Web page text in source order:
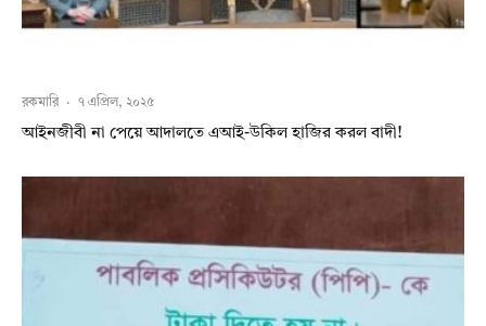
রকমারি · ৭ এপ্রিল, ২০২৫
আইনজীবী না পেয়ে আদালতে এআই-উকিল হাজির করল বাদী!